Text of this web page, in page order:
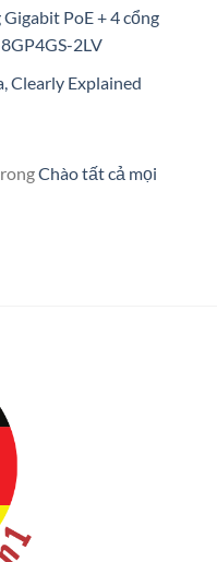
PoE + 4 cổng
2LV
Clearly Explained
Chào tất cả mọi